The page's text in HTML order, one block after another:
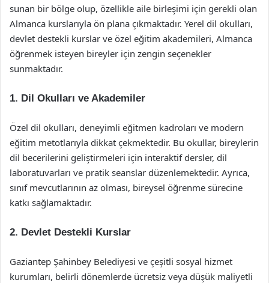
sunan bir bölge olup, özellikle aile birleşimi için gerekli olan
Almanca kurslarıyla ön plana çıkmaktadır. Yerel dil okulları,
devlet destekli kurslar ve özel eğitim akademileri, Almanca
öğrenmek isteyen bireyler için zengin seçenekler
sunmaktadır.
1. Dil Okulları ve Akademiler
Özel dil okulları, deneyimli eğitmen kadroları ve modern
eğitim metotlarıyla dikkat çekmektedir. Bu okullar, bireylerin
dil becerilerini geliştirmeleri için interaktif dersler, dil
laboratuvarları ve pratik seanslar düzenlemektedir. Ayrıca,
sınıf mevcutlarının az olması, bireysel öğrenme sürecine
katkı sağlamaktadır.
2. Devlet Destekli Kurslar
Gaziantep Şahinbey Belediyesi ve çeşitli sosyal hizmet
kurumları, belirli dönemlerde ücretsiz veya düşük maliyetli